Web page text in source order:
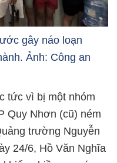
gây náo loạn
Ảnh: Công an
tức vì bị một nhóm
Quy Nhơn (cũ) ném
trường Nguyễn
24/6, Hồ Văn Nghĩa